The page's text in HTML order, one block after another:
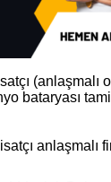
bataryası
anlaşmalı